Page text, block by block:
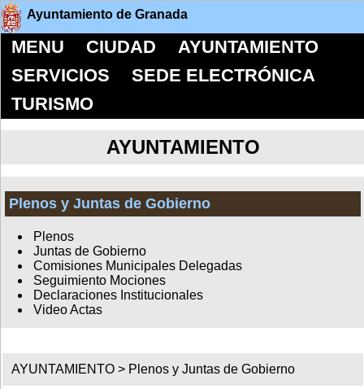
Ayuntamiento de Granada
MENU CIUDAD
AYUNTAMIENTO
SERVICIOS
SEDE ELECTRÓNICA
TURISMO
AYUNTAMIENTO
Plenos y Juntas de Gobierno
Plenos
Juntas de Gobierno
Comisiones Municipales Delegadas
Seguimiento Mociones
Declaraciones Institucionales
Video Actas
AYUNTAMIENTO > Plenos y Juntas de Gobierno